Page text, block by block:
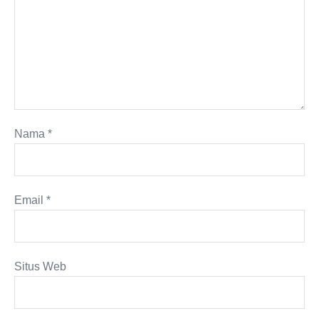
Nama *
Email *
Situs Web